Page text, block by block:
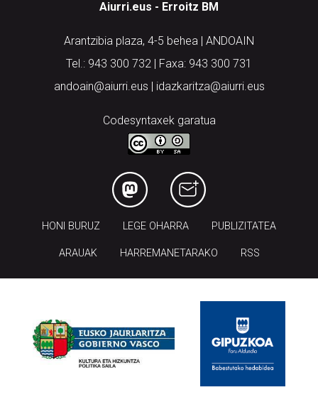
Aiurri.eus - Erroitz BM
Arantzibia plaza, 4-5 behea | ANDOAIN
Tel.: 943 300 732 | Faxa: 943 300 731
andoain@aiurri.eus | idazkaritza@aiurri.eus
Codesyntaxek garatua
HONI BURUZ LEGE OHARRA PUBLIZITATEA
ARAUAK HARREMANETARAKO RSS